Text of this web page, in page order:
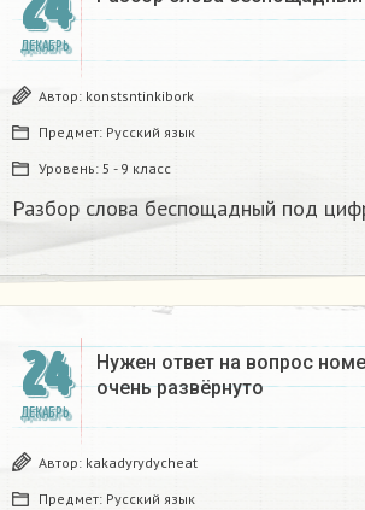
ДЕКАБРЬ
Автор: konstsntinkibork
Предмет: Русский язык
Уровень: 5 - 9 класс
Разбор слова беспощадный под
24
ДЕКАБРЬ
Нужен ответ на вопрос
очень развёрнуто
Автор: kakadyrydycheat
Предмет: Русский язык